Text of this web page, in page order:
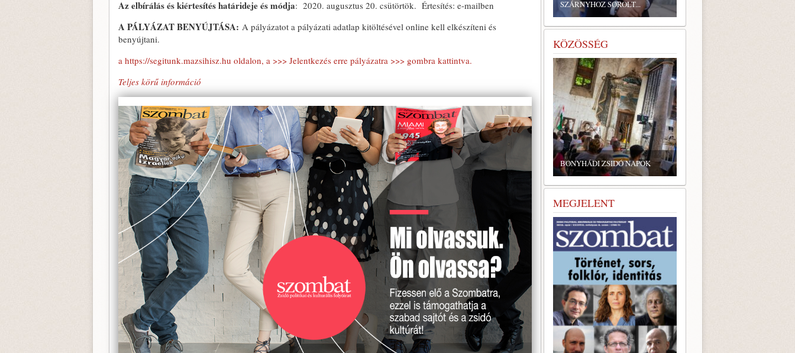
Az elbírálás és kiértesítés határideje és módja: 2020. augusztus 20. csütörtök. Értesítés: e-mailben
A PÁLYÁZAT BENYÚJTÁSA: A pályázatot a pályázati adatlap kitöltésével online kell elkészíteni és
benyújtani.
a https://segitunk.mazsihisz.hu oldalon, a >>> Jelentkezés erre pályázatra >>> gombra kattintva.
Teljes körű információ
SZÁRNYHOZ SOROLT...
KÖZÖSSÉG
BONYHÁDI ZSIDÓ NAPOK
ZSIDÓ GASZTRONÓMIAI
TALÁLKOZÓ A BONYHÁDI
ZSINAGÓGÁBAN
MEGJELENT